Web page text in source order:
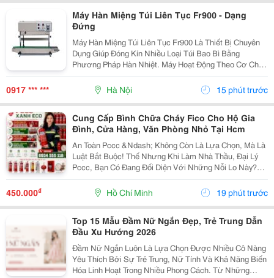
Máy Hàn Miệng Túi Liên Tục Fr900 - Dạng
Đứng
Máy Hàn Miệng Túi Liên Tục Fr900 Là Thiết Bị Chuyên
Dụng Giúp Đóng Kín Nhiều Loại Túi Bao Bì Bằng
Phương Pháp Hàn Nhiệt. Máy Hoạt Động Theo Cơ Chế
Liên Tục, Hỗ Trợ Tăng Tốc Độ Đóng Gói Và Tạo Đường
Hàn Đều Trên Từng Sản Phẩm. Đây Là Lựa Chọn Phù
0917 *** *** Hà Nội 15 phút trước
Cung Cấp Bình Chữa Cháy Fico Cho Hộ Gia
Đình, Cửa Hàng, Văn Phòng Nhỏ Tại Hcm
An Toàn Pccc &Ndash; Không Còn Là Lựa Chọn, Mà Là
Luật Bắt Buộc! Thế Nhưng Khi Làm Nhà Thầu, Đại Lý
Pccc, Bạn Có Đang Đối Diện Với Những Nỗi Lo Này?
Đại Lý Nhỏ: Sợ Ôm Hàng, Vốn Chôn, Rủi Ro Cao. Nhà
Thầu: Hồ Sơ Pháp Lý Không Đủ, Công Trình Chậm...
450.000₫ Hồ Chí Minh 19 phút trước
Top 15 Mẫu Đầm Nữ Ngắn Đẹp, Trẻ Trung Dẫn
Đầu Xu Hướng 2026
Đầm Nữ Ngắn Luôn Là Lựa Chọn Được Nhiều Cô Nàng
Yêu Thích Bởi Sự Trẻ Trung, Nữ Tính Và Khả Năng Biến
Hóa Linh Hoạt Trong Nhiều Phong Cách. Từ Những